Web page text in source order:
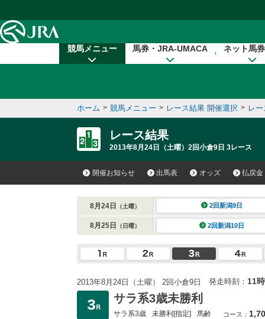
競馬メニュー 馬券・JRA-UMACA ネット馬
ホーム > 競馬メニュー > レース結果 開催選択 > レ
レース結果
2013年8月24日（土曜）2回小倉9日 3レース
開催お知らせ 出馬表 オッズ 払戻金
8月24日 （土曜） 2回新潟9日
8月25日 （日曜） 2回新潟10日
2013年8月24日（土曜） 2回小倉9日 発走時刻： 11
サラ系3歳未勝利
サラ系3歳 未勝利[指定] 馬齢 コース：